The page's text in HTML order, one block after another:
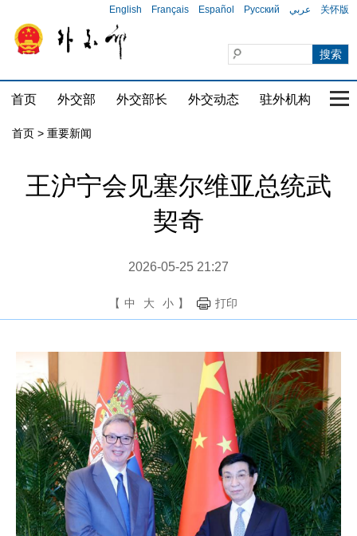
English Français Español Русский عربي 关怀版
首页 外交部 外交部长 外交动态 驻外机构 国
首页 > 重要新闻
王沪宁会见塞尔维亚总统武
契奇
2026-05-25 21:27
【 中 大 小 】 打印